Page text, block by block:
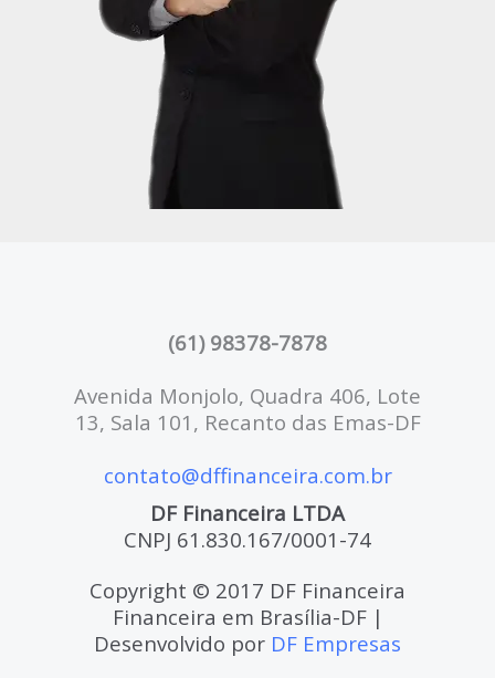
(61) 98378-7878
Avenida Monjolo, Quadra 406, Lote
13, Sala 101, Recanto das Emas-DF
contato@dffinanceira.com.br
DF Financeira LTDA
CNPJ 61.830.167/0001-74
Copyright © 2017 DF Financeira
Financeira em Brasília-DF |
Desenvolvido por DF Empresas